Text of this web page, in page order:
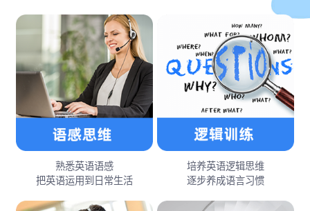
熟悉英语语感
把英语运用到日常生活
培养英语逻辑思维
逐步养成语言习惯